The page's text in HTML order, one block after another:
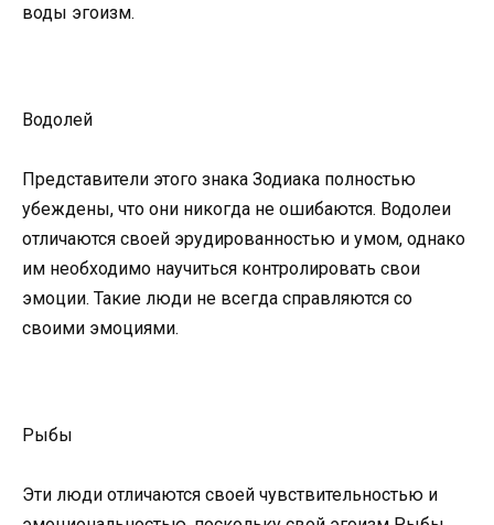
воды эгоизм.
Водолей
Представители этого знака Зодиака полностью
убеждены, что они никогда не ошибаются. Водолеи
отличаются своей эрудированностью и умом, однако
им необходимо научиться контролировать свои
эмоции. Такие люди не всегда справляются со
своими эмоциями.
Рыбы
Эти люди отличаются своей чувствительностью и